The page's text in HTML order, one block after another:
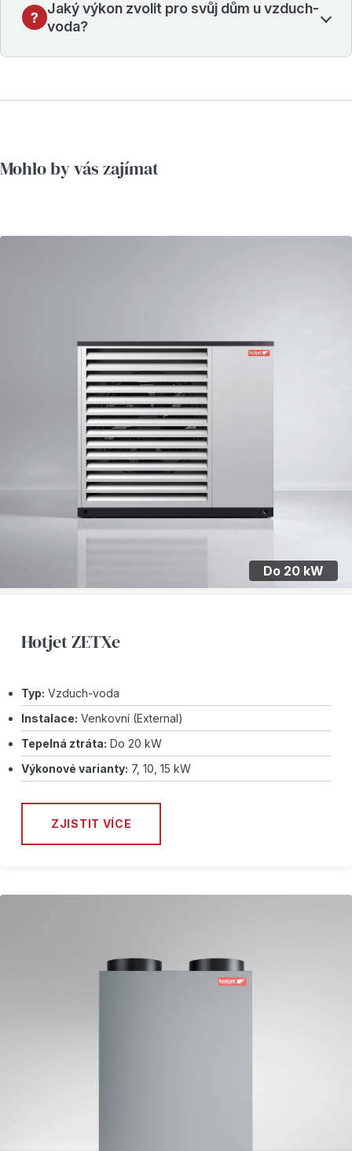
Jaký výkon zvolit pro svůj dům u vzduch-
voda?
Mohlo by vás zajímat
Do 20 kW
Hotjet ZETXe
Typ: Vzduch-voda
Instalace: Venkovní (External)
Tepelná ztráta: Do 20 kW
Výkonové varianty: 7, 10, 15 kW
ZJISTIT VÍCE